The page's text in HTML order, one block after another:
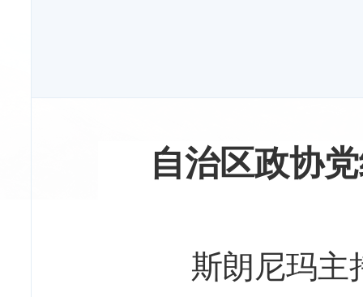
自治区政协
斯朗尼玛主